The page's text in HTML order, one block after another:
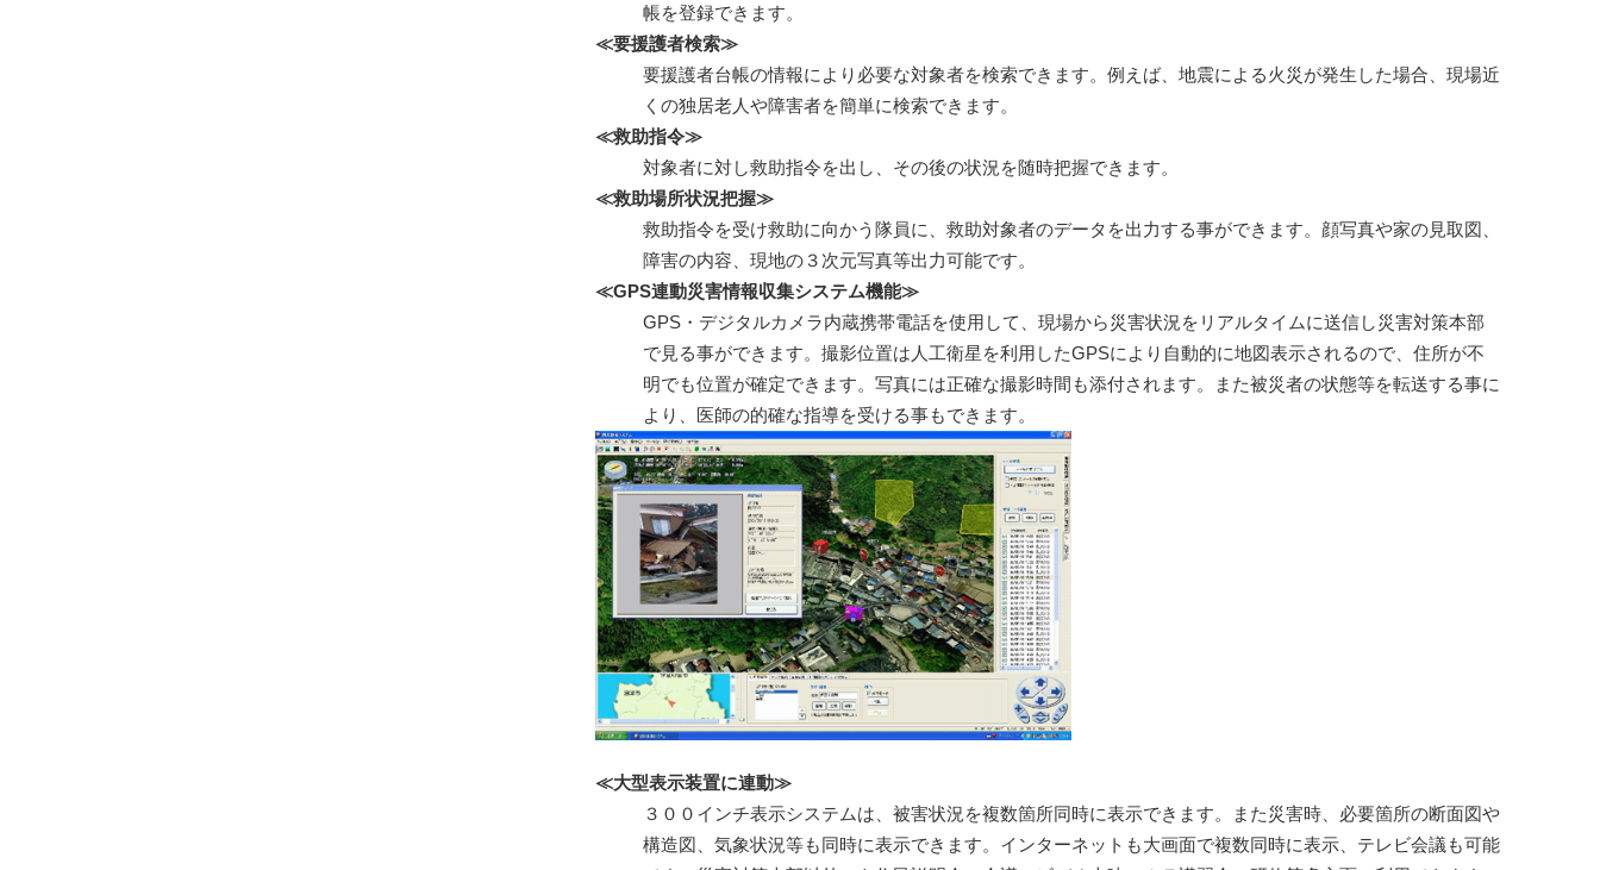
帳を登録できます。
≪要援護者検索≫
要援護者台帳の情報により必要な対象者を検索できます。例えば、地震による火災が発生した場合、現場近
くの独居老人や障害者を簡単に検索できます。
≪救助指令≫
対象者に対し救助指令を出し、その後の状況を随時把握できます。
≪救助場所状況把握≫
救助指令を受け救助に向かう隊員に、救助対象者のデータを出力する事ができます。顔写真や家の見取図、
障害の内容、現地の３次元写真等出力可能です。
≪GPS連動災害情報収集システム機能≫
GPS・デジタルカメラ内蔵携帯電話を使用して、現場から災害状況をリアルタイムに送信し災害対策本部
で見る事ができます。撮影位置は人工衛星を利用したGPSにより自動的に地図表示されるので、住所が不
明でも位置が確定できます。写真には正確な撮影時間も添付されます。また被災者の状態等を転送する事に
より、医師の的確な指導を受ける事もできます。
≪大型表示装置に連動≫
３００インチ表示システムは、被害状況を複数箇所同時に表示できます。また災害時、必要箇所の断面図や
構造図、気象状況等も同時に表示できます。インターネットも大画面で複数同時に表示、テレビ会議も可能